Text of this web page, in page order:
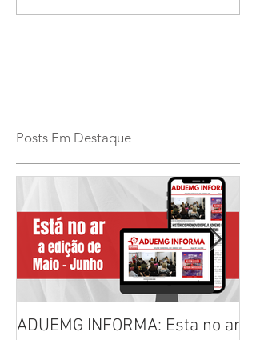
Posts Em Destaque
ADUEMG INFORMA: Esta no ar